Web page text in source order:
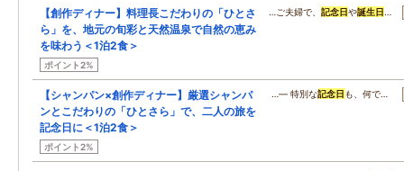
【創作ディナー】料理長こだわりの「ひとさ
ら」を、地元の旬彩と天然温泉で自然の恵み
を味わう＜1泊2食＞
ポイント2%
…ご夫婦で、 記念日や誕生日 …
【シャンパン×創作ディナー】厳選シャンパ
ンとこだわりの「ひとさら」で、二人の旅を
記念日に＜1泊2食＞
ポイント2%
…― 特別な記念日 も、何で…